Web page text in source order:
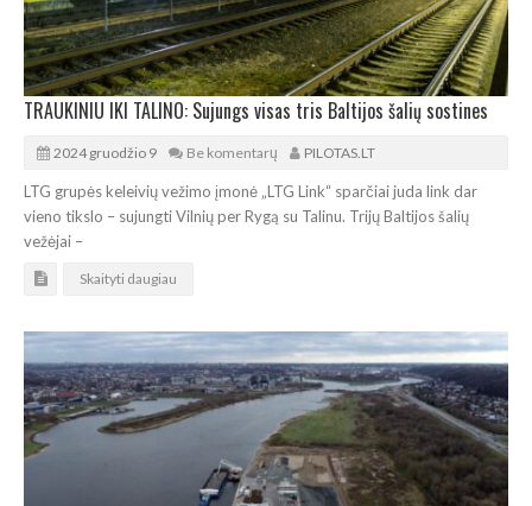
TRAUKINIU IKI TALINO: Sujungs visas tris Baltijos šalių sostines
2024 gruodžio 9 Be komentarų PILOTAS.LT
LTG grupės keleivių vežimo įmonė „LTG Link“ sparčiai juda link dar
vieno tikslo – sujungti Vilnių per Rygą su Talinu. Trijų Baltijos šalių
vežėjai –
Skaityti daugiau